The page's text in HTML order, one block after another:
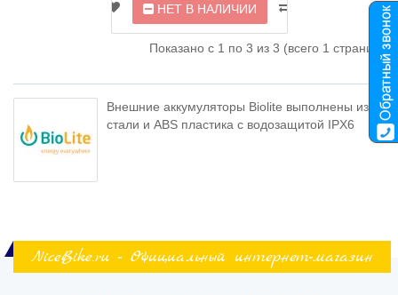
НЕТ В НАЛИЧИИ
Показано с 1 по 3 из 3 (всего 1 страниц)
Внешние аккумуляторы Biolite выполнены из
стали и ABS пластика с водозащитой IPX6
NiceBike.ru - Официальный интернет-магазин